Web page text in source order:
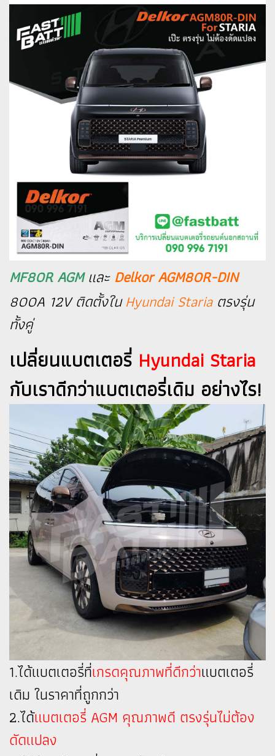
MF80R AGMและ Delkor AGM80R-DIN
800A 12V ติดตั้งในHyundai Stariaตรงรุ่น
ทั้งคู่
เปลี่ยนแบตเตอรี่ Hyundai Staria
กับเราดีกว่าแบตเตอรี่เดิม อย่างไร!
1.ได้แบตเตอรี่ที่เกรดคุณภาพที่ดีกว่าแบตเตอรี่
เดิม ในราคาที่ถูกกว่า
2.ได้แบตเตอรี่ AGM คุณภาพดี ตรงรุ่นไม่ต้อง
ดัดแปลง